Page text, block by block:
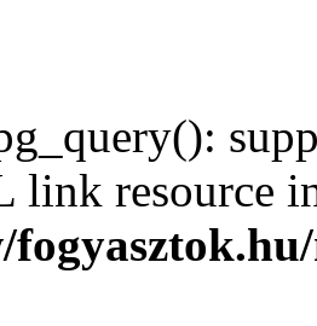
link resource